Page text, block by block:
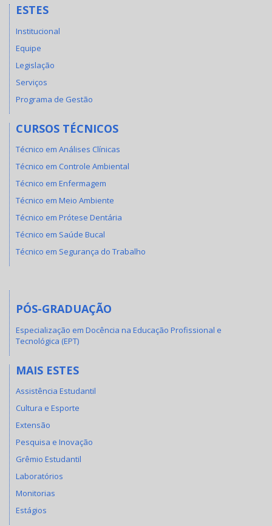
ESTES
Institucional
Equipe
Legislação
Serviços
Programa de Gestão
CURSOS TÉCNICOS
Técnico em Análises Clínicas
Técnico em Controle Ambiental
Técnico em Enfermagem
Técnico em Meio Ambiente
Técnico em Prótese Dentária
Técnico em Saúde Bucal
Técnico em Segurança do Trabalho
PÓS-GRADUAÇÃO
Especialização em Docência na Educação Profissional e
Tecnológica (EPT)
MAIS ESTES
Assistência Estudantil
Cultura e Esporte
Extensão
Pesquisa e Inovação
Grêmio Estudantil
Laboratórios
Monitorias
Estágios